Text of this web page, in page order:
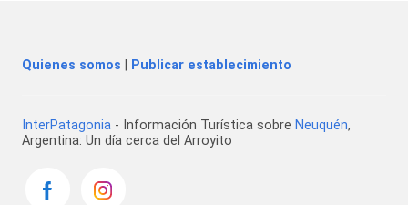
Quienes somos Publicar establecimiento
InterPatagonia - Información Turística sobre Neuquén,
Argentina: Un día cerca del Arroyito